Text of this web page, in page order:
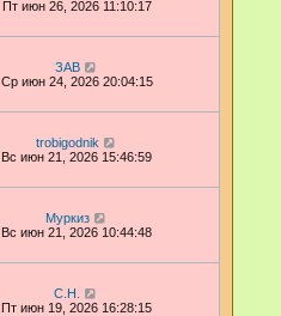
Пт июн 26, 2026 11:10:17
ЗАВ
Ср июн 24, 2026 20:04:15
trobigodnik
Вс июн 21, 2026 15:46:59
Муркиз
Вс июн 21, 2026 10:44:48
С.Н.
Пт июн 19, 2026 16:28:15